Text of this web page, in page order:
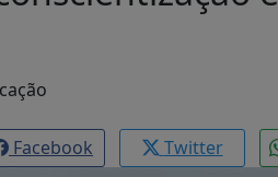
Facebook Twitter